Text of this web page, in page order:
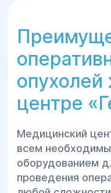
опухолей
центре
Медицинский
всем
оборудованием
проведения